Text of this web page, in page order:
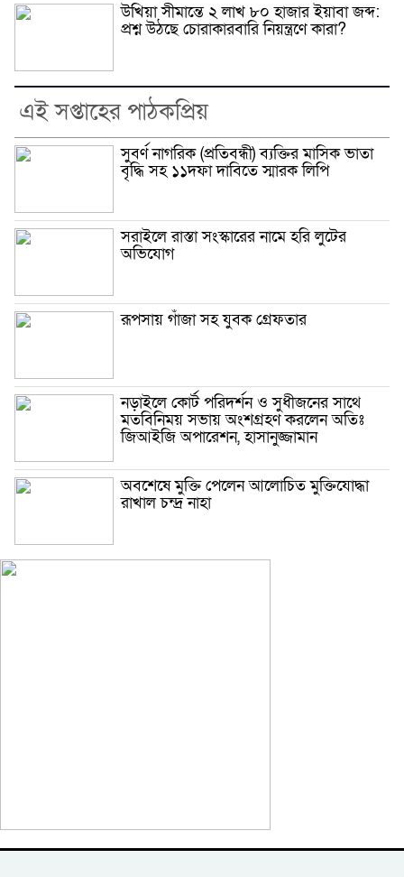
উখিয়া সীমান্তে ২ লাখ ৮০ হাজার ইয়াবা জব্দ:
প্রশ্ন উঠছে চোরাকারবারি নিয়ন্ত্রণে কারা?
এই সপ্তাহের পাঠকপ্রিয়
সুবর্ণ নাগরিক (প্রতিবন্ধী) ব্যক্তির মাসিক ভাতা
বৃদ্ধি সহ ১১দফা দাবিতে স্মারক লিপি
সরাইলে রাস্তা সংস্কারের নামে হরি লুটের
অভিযোগ
রূপসায় গাঁজা সহ যুবক গ্রেফতার
নড়াইলে কোর্ট পরিদর্শন ও সুধীজনের সাথে
মতবিনিময় সভায় অংশগ্রহণ করলেন অতিঃ
জিআইজি অপারেশন, হাসানুজ্জামান
অবশেষে মুক্তি পেলেন আলোচিত মুক্তিযোদ্ধা
রাখাল চন্দ্র নাহা